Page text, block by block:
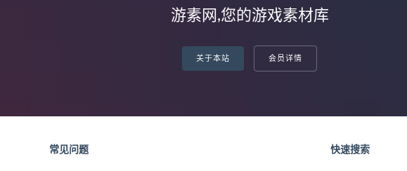
游素网,您的游戏素材库
关于本站 会员详情
常见问题 快速搜索